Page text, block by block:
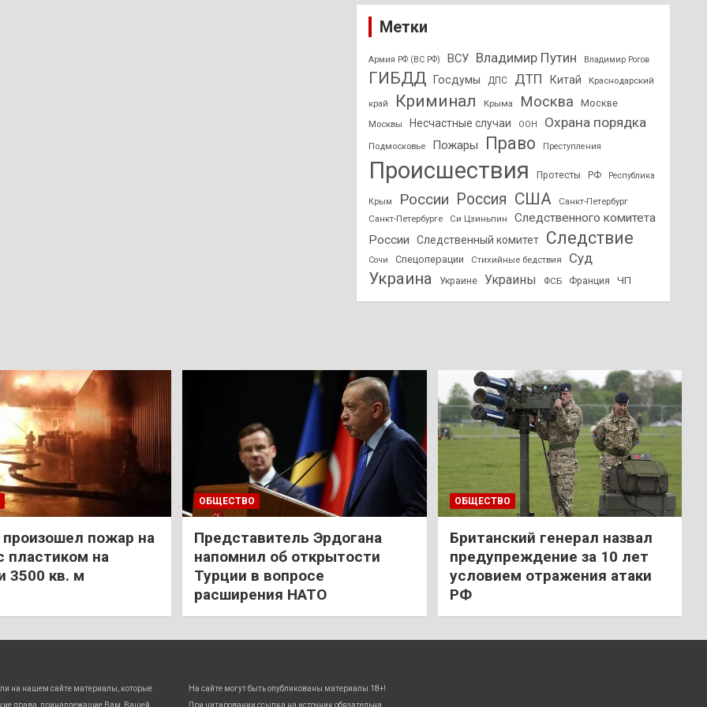
Метки
Армия РФ (ВС РФ) ВСУ Владимир Путин Владимир Рогов
ГИБДД Госдумы ДПС ДТП Китай Краснодарский
край Криминал Крыма Москва Москве
Москвы Несчастные случаи ООН Охрана порядка
Подмосковье Пожары Право Преступления
Происшествия Протесты РФ Республика
Крым России Россия США
Санкт-Петербург
Санкт-Петербурге
Си Цзиньпин
Следственного комитета
России
Следственный комитет Следствие
Сочи Спецоперации Стихийные бедствия Суд
Украина Украине Украины ФСБ Франция ЧП
пожар на
пластиком на
3500 кв. м
ОБЩЕСТВО
Представитель Эрдогана
напомнил об открытости
Турции в вопросе
расширения НАТО
ОБЩЕСТВО
Британский генерал назвал
предупреждение за 10 лет
условием отражения атаки
РФ
на нашем сайте материалы, которые
права, принадлежащие Вам, Вашей
На сайте могут быть опубликованы материалы 18+!
При цитировании ссылка на источник обязательна.